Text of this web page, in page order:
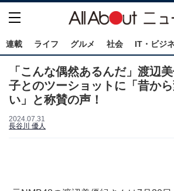
連載 ライフ グルメ 社会 IT・ビジ
「こんな偶然あるんだ」渡辺
子とのツーショットに「昔か
い」と称賛の声！
2024.07.31
長谷川 優人